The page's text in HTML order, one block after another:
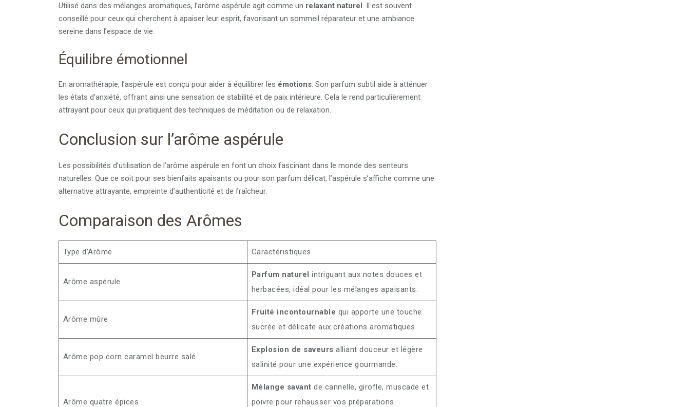
Utilisé dans des mélanges aromatiques, l’arôme aspérule agit comme un relaxant naturel. Il est souvent
conseillé pour ceux qui cherchent à apaiser leur esprit, favorisant un sommeil réparateur et une ambiance
sereine dans l’espace de vie.
Équilibre émotionnel
En aromathérapie, l’aspérule est conçu pour aider à équilibrer les émotions. Son parfum subtil aide à atténuer
les états d’anxiété, offrant ainsi une sensation de stabilité et de paix intérieure. Cela le rend particulièrement
attrayant pour ceux qui pratiquent des techniques de méditation ou de relaxation.
Conclusion sur l’arôme aspérule
Les possibilités d’utilisation de l’arôme aspérule en font un choix fascinant dans le monde des senteurs
naturelles. Que ce soit pour ses bienfaits apaisants ou pour son parfum délicat, l’aspérule s’affiche comme une
alternative attrayante, empreinte d’authenticité et de fraîcheur.
Comparaison des Arômes
Type d’Arôme Caractéristiques
Arôme aspérule
Parfum naturel intriguant aux notes douces et
herbacées, idéal pour les mélanges apaisants.
Arôme mûre
Fruité incontournable qui apporte une touche
sucrée et délicate aux créations aromatiques.
Arôme pop corn caramel beurre salé
Explosion de saveurs alliant douceur et légère
salinité pour une expérience gourmande.
Arôme quatre épices
Mélange savant de cannelle, girofle, muscade et
poivre pour rehausser vos préparations